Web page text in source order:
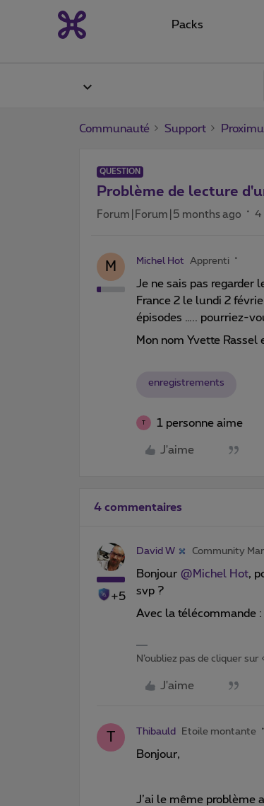
Packs
Communauté Support
QUESTION
Problème de lecture
Forum|Forum|5 months ago 4
M Michel Hot Apprenti
Je ne sais pas regarder
France 2 le lundi 2
épisodes ….. pourriez-
Mon nom Yvette Rassel
enregistrements
T 1 personne aime
J'aime
4 commentaires
+5
David W Community
Bonjour ​ @Michel Hot,
svp ?
Avec la télécommande
N’oubliez pas de cliquer
J'aime
T Thibauld Etoile montante
Bonjour,
J’ai le même problème